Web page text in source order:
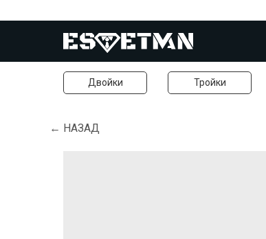
Двойки Тройки
← НАЗАД